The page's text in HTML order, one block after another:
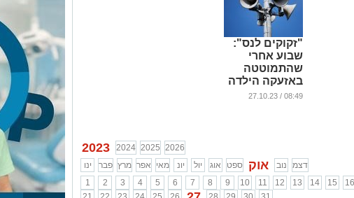
"זקוקים לנס":
שבוע אחרי
שהתמוטטה
באזעקה הילדה
עדיין לא
08:49 / 27.10.23
2023 2024 2025 2026
ינו
פבר מרץ אפר מאי יונ יול אוג ספט אוק נוב
דצמ
1
2 3 4 5 6 7 8 9 10 11 12 13 14 15 16